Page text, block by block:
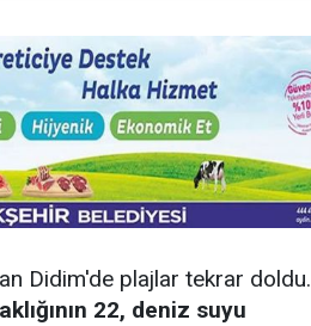
Didim'de plajlar tekrar doldu.
22, deniz suyu